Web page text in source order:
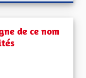
de ce nom